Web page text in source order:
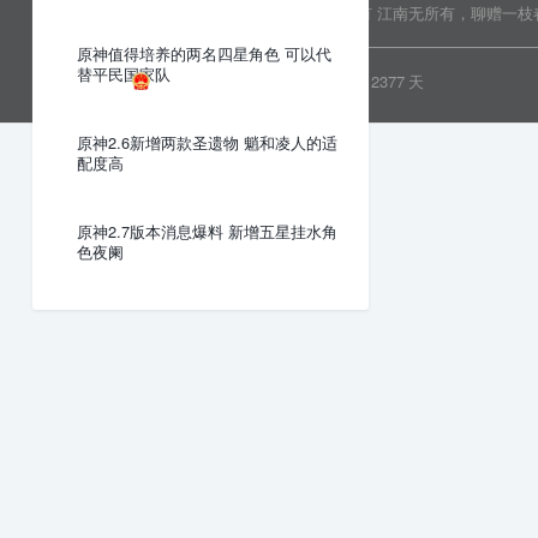
原神值得培养的两名四星角色 可以代
替平民国家队
原神2.6新增两款圣遗物 魈和凌人的适
配度高
原神2.7版本消息爆料 新增五星挂水角
色夜阑
Copyright © 2022 乐分享 版权所有 江南无所有，聊赠一枝
粤ICP备19081718号 2377 天